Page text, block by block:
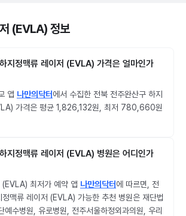
(EVLA) 정보
지정맥류 레이저 (EVLA) 가격은 얼마인가
앱 나만의닥터에서 수집한 전북 전주완산구 하지
가격은 평균 1,826,132원, 최저 780,660원
지정맥류 레이저 (EVLA) 병원은 어디인가
(EVLA) 최저가 예약 앱 나만의닥터에 따르면, 전
정맥류 레이저 (EVLA) 가능한 추천 병원은 재단법
예수병원, 유로병원, 전주서울하정외과의원, 우리